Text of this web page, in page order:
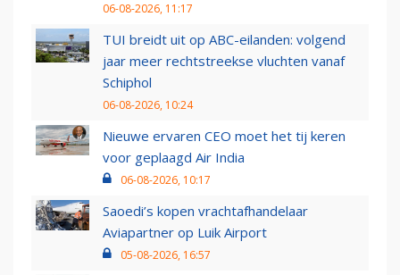
06-08-2026, 11:17
TUI breidt uit op ABC-eilanden: volgend
jaar meer rechtstreekse vluchten vanaf
Schiphol
06-08-2026, 10:24
Nieuwe ervaren CEO moet het tij keren
voor geplaagd Air India
06-08-2026, 10:17
Saoedi’s kopen vrachtafhandelaar
Aviapartner op Luik Airport
05-08-2026, 16:57